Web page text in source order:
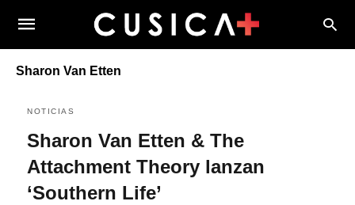
Sharon Van Etten
NOTICIAS
Sharon Van Etten & The
Attachment Theory lanzan
‘Southern Life’